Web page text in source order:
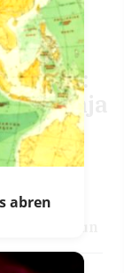
barrios
Jerez:
Granja
un
de un
abren